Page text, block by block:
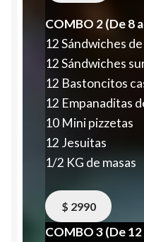
COMBO 2 (De 8
12 Sándwiches
12 Sándwiches
12 Bastoncitos
12 Empanaditas
10 Mini pizzetas
12 Jesuitas
1/2 KG de masas
$ 2990
COMBO 3 (De